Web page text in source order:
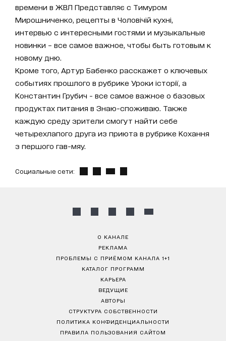
времени в ЖВЛ Представляє с Тимуром
Мирошниченко, рецепты в Чоловічій кухні,
интервью с интересными гостями и музыкальные
новинки – все самое важное, чтобы быть готовым к
новому дню.
Кроме того, Артур Бабенко расскажет о ключевых
событиях прошлого в рубрике Уроки історії, а
Константин Грубич - все самое важное о базовых
продуктах питания в Знаю-споживаю. Также
каждую среду зрители смогут найти себе
четырехлапого друга из приюта в рубрике Кохання
з першого гав-мяу.
Социальные сети:
О КАНАЛЕ
РЕКЛАМА
ПРОБЛЕМЫ С ПРИЁМОМ КАНАЛА 1+1
КАТАЛОГ ПРОГРАММ
КАРЬЕРА
ВЕДУЩИЕ
АВТОРЫ
СТРУКТУРА СОБСТВЕННОСТИ
ПОЛИТИКА КОНФИДЕНЦИАЛЬНОСТИ
ПРАВИЛА ПОЛЬЗОВАНИЯ САЙТОМ